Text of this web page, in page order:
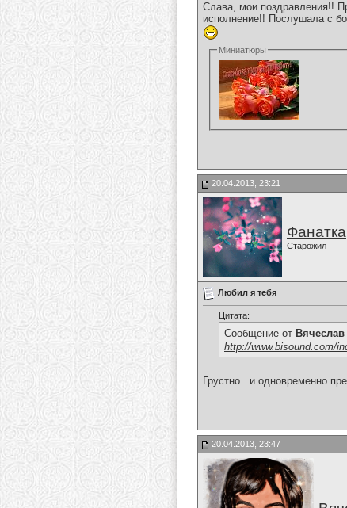
Слава, мои поздравления!!
исполнение!! Послушала с
Миниатюры
20.04.2013, 23:21
Фанатка
Старожил
Любил я тебя
Цитата:
Сообщение от Вячеслав
http://www.bisound.com/
Грустно...и одновременно
20.04.2013, 23:47